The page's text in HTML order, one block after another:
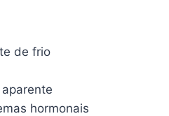
de frio
hormonais